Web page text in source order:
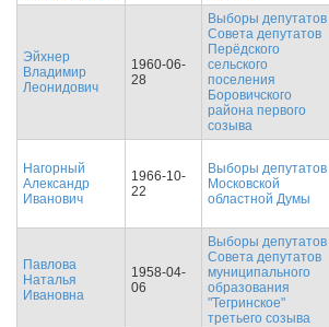
Эйхнер
Владимир
Леонидович
1960-06-
28
Выборы депутатов
Совета депутатов
Перёдского
сельского
поселения
Боровичского
района первого
созыва
Нагорный
Александр
Иванович
1966-10-
22
Выборы депутатов
Московской
областной Думы
Павлова
Наталья
Ивановна
1958-04-
06
Выборы депутатов
Совета депутатов
муниципального
образования
"Тегринское"
третьего созыва